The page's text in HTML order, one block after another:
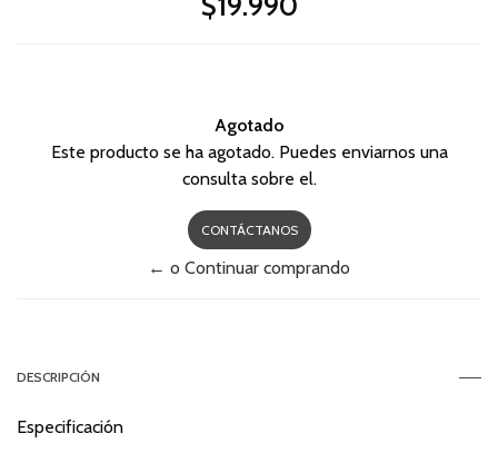
Agotado
Este producto se ha agotado. Puedes enviarnos una
consulta sobre el.
CONTÁCTANOS
← o Continuar comprando
DESCRIPCIÓN
Especificación